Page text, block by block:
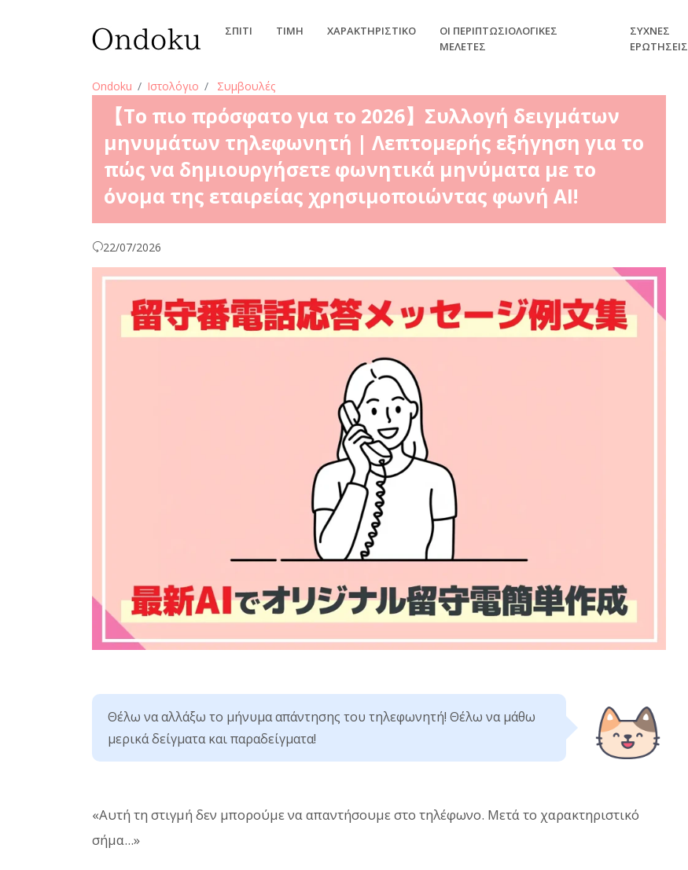
ΣΠΊΤΙ ΤΙΜΉ ΧΑΡΑΚΤΗΡΙΣΤΙΚΌ
ΟΙ ΠΕΡΙΠΤΩΣΙΟΛΟΓΙΚΈΣ
ΜΕΛΈΤΕΣ
ΣΥΧΝΈΣ
ΕΡΩΤΉΣΕΙΣ
Ondoku Ιστολόγιο Συμβουλές
【Το πιο πρόσφατο για το 2026】Συλλογή δειγμάτων
μηνυμάτων τηλεφωνητή | Λεπτομερής εξήγηση για το
πώς να δημιουργήσετε φωνητικά μηνύματα με το
όνομα της εταιρείας χρησιμοποιώντας φωνή AI!
22/07/2026
Θέλω να αλλάξω το μήνυμα απάντησης του τηλεφωνητή! Θέλω να μάθω
μερικά δείγματα και παραδείγματα!
«Αυτή τη στιγμή δεν μπορούμε να απαντήσουμε στο τηλέφωνο. Μετά το χαρακτηριστικό
σήμα...»